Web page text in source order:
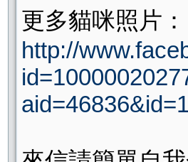
更多貓咪照片
http://